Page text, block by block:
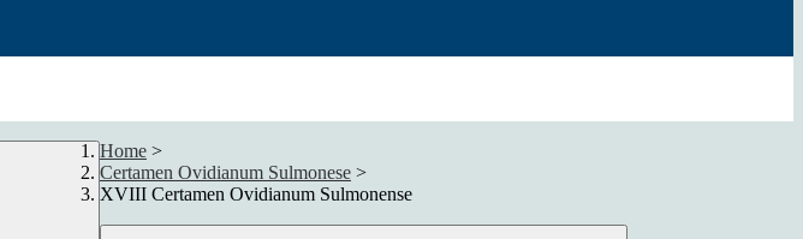
Home >
Certamen Ovidianum Sulmonese >
XVIII Certamen Ovidianum Sulmonense